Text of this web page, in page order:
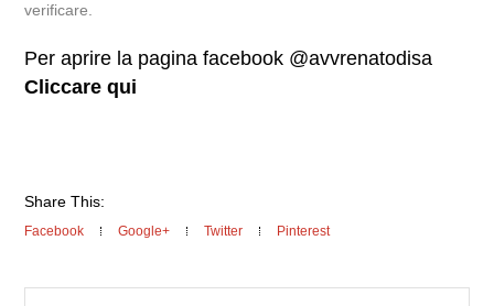
verificare.
Per aprire la pagina facebook @avvrenatodisa
Cliccare qui
Share This:
Facebook Google+ Twitter Pinterest